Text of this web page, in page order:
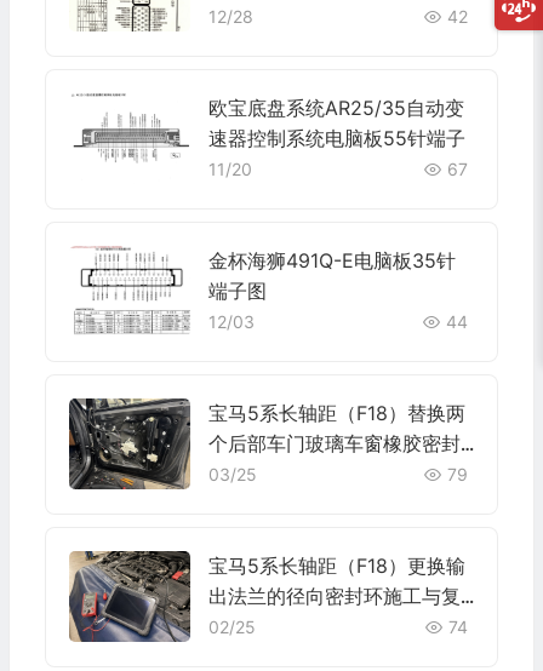
+28针 端子图
12/28 42
欧宝底盘系统AR25/35自动变
速器控制系统电脑板55针端子
11/20 67
金杯海狮491Q-E电脑板35针
端子图
12/03 44
宝马5系长轴距（F18）替换两
个后部车门玻璃车窗橡胶密封
条施工与复检标准
03/25 79
宝马5系长轴距（F18）更换输
出法兰的径向密封环施工与复
检标准
02/25 74